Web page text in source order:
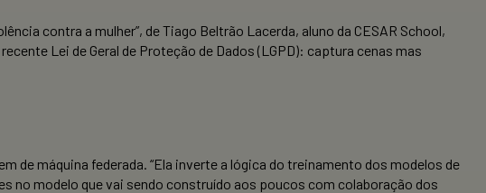
contra a mulher”, de Tiago Beltrão Lacerda, aluno da CESAR School,
Lei de Geral de Proteção de Dados (LGPD): captura cenas mas
de máquina federada. “Ela inverte a lógica do treinamento dos modelos de
no modelo que vai sendo construído aos poucos com colaboração dos